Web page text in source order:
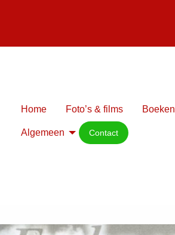
Home Foto’s & films Boeken
Algemeen Contact